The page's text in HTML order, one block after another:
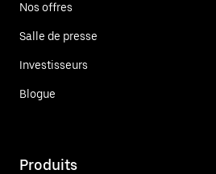
Nos offres
Salle de presse
Investisseurs
Blogue
Produits